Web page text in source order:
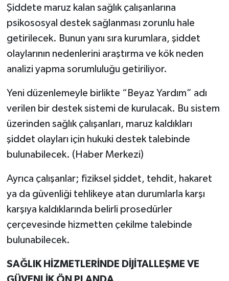
Şiddete maruz kalan sağlık çalışanlarına
psikososyal destek sağlanması zorunlu hale
getirilecek. Bunun yanı sıra kurumlara, şiddet
olaylarının nedenlerini araştırma ve kök neden
analizi yapma sorumluluğu getiriliyor.
Yeni düzenlemeyle birlikte “Beyaz Yardım” adı
verilen bir destek sistemi de kurulacak. Bu sistem
üzerinden sağlık çalışanları, maruz kaldıkları
şiddet olayları için hukuki destek talebinde
bulunabilecek. (Haber Merkezi)
Ayrıca çalışanlar; fiziksel şiddet, tehdit, hakaret
ya da güvenliği tehlikeye atan durumlarla karşı
karşıya kaldıklarında belirli prosedürler
çerçevesinde hizmetten çekilme talebinde
bulunabilecek.
SAĞLIK HİZMETLERİNDE DİJİTALLEŞME VE